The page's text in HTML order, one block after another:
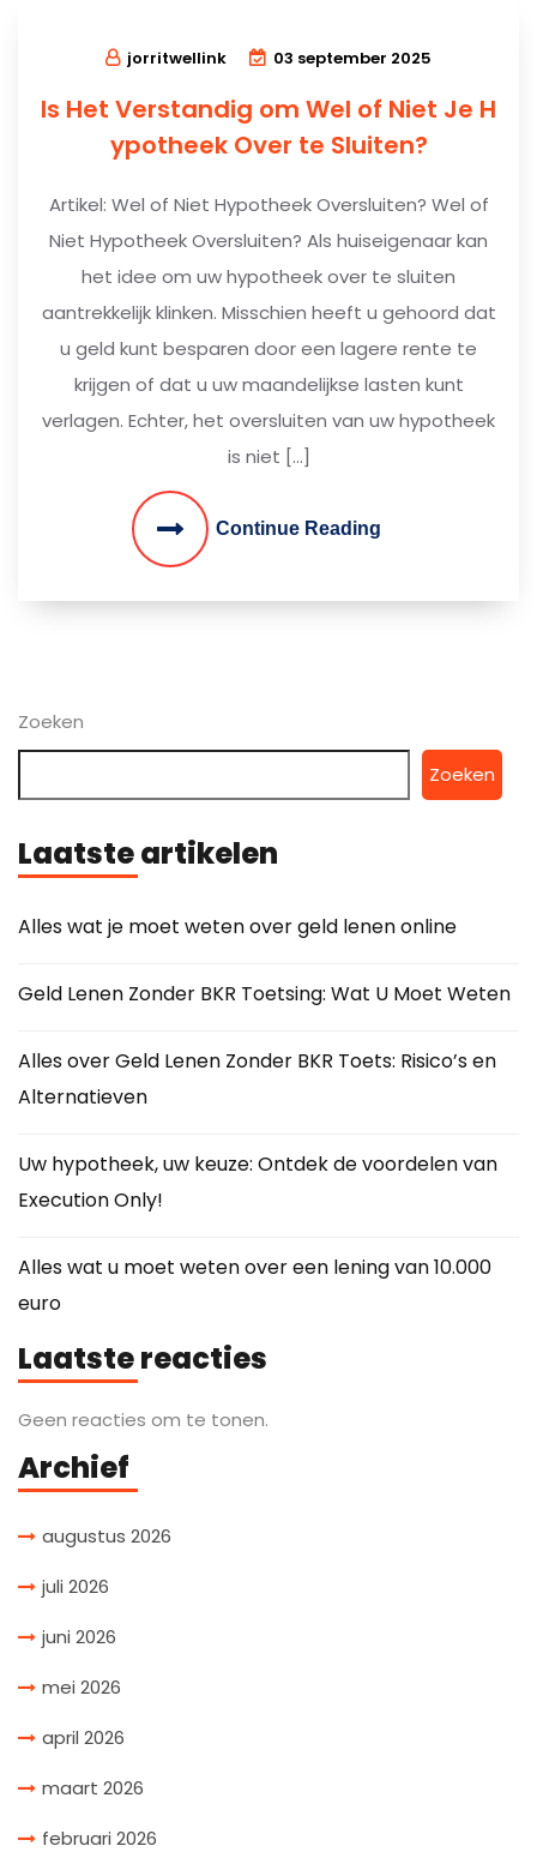
jorritwellink 03 september 2025
Is Het Verstandig om Wel of Niet Je H
ypotheek Over te Sluiten?
Artikel: Wel of Niet Hypotheek Oversluiten? Wel of
Niet Hypotheek Oversluiten? Als huiseigenaar kan
het idee om uw hypotheek over te sluiten
aantrekkelijk klinken. Misschien heeft u gehoord dat
u geld kunt besparen door een lagere rente te
krijgen of dat u uw maandelijkse lasten kunt
verlagen. Echter, het oversluiten van uw hypotheek
is niet […]
Continue Reading
Zoeken
Zoeken
Laatste artikelen
Alles wat je moet weten over geld lenen online
Geld Lenen Zonder BKR Toetsing: Wat U Moet Weten
Alles over Geld Lenen Zonder BKR Toets: Risico’s en
Alternatieven
Uw hypotheek, uw keuze: Ontdek de voordelen van
Execution Only!
Alles wat u moet weten over een lening van 10.000
euro
Laatste reacties
Geen reacties om te tonen.
Archief
augustus 2026
juli 2026
juni 2026
mei 2026
april 2026
maart 2026
februari 2026